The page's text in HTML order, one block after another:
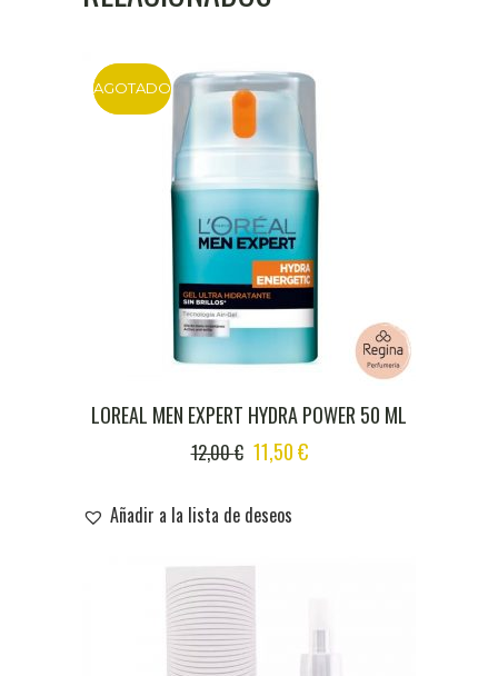
DTO
AGOTADO
LOREAL MEN EXPERT HYDRA POWER 50 ML
12,00€ ORIGINAL
WAS:
12,00 €.
11,50€CURRENT
Añadir a la lista de deseos